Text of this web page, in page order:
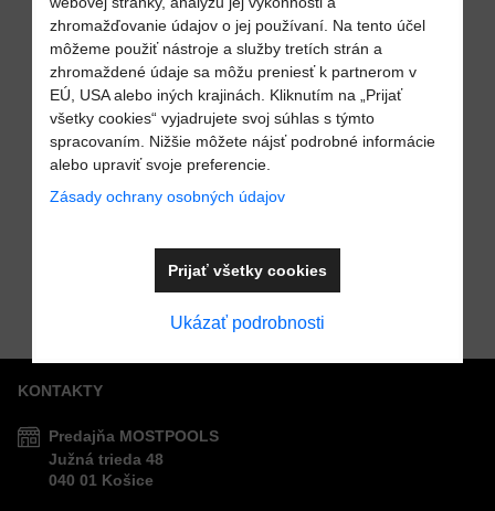
VÁŠ E-MAIL
VAŠA OTÁZKA K PRODUKTU
Ovládací panel
Do košíka
SKLADOM
26% Pridať k Obľúbeným
KONTAKTY
Predajňa MOSTPOOLS
Južná trieda 48
040 01 Košice
zhromažďovanie údajov o jej používaní. Na tento účel
môžeme použiť nástroje a služby tretích strán a
zhromaždené údaje sa môžu preniesť k partnerom v
EÚ, USA alebo iných krajinách. Kliknutím na „Prijať
všetky cookies“ vyjadrujete svoj súhlas s týmto
spracovaním. Nižšie môžete nájsť podrobné informácie
alebo upraviť svoje preferencie.
Zásady ochrany osobných údajov
Ukázať podrobnosti
Prijať všetky cookies